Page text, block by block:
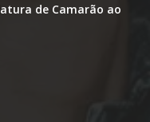
de Camarão ao